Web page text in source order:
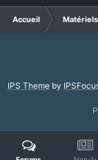
Accueil Matériels
IPS Themeby